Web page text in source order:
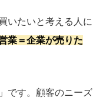
いたいと考える人に
営業＝企業が売りた
です。顧客のニーズ